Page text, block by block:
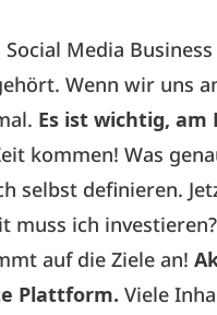
Media Business
Wenn wir uns
Es ist wichtig, am
kommen! Was
selbst definieren.
muss ich
auf die Ziele an!
Plattform. Viele